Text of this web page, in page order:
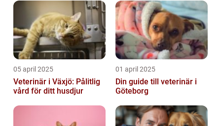
05 april 2025
Veterinär i Växjö: Pålitlig
vård för ditt husdjur
01 april 2025
Din guide till veterinär i
Göteborg